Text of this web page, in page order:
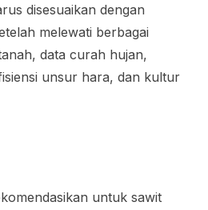
disesuaikan dengan
melewati berbagai
data curah hujan,
unsur hara, dan kultur
untuk sawit